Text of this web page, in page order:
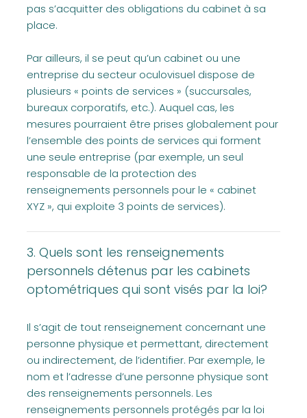
pas s’acquitter des obligations du cabinet à sa
place.
Par ailleurs, il se peut qu’un cabinet ou une
entreprise du secteur oculovisuel dispose de
plusieurs « points de services » (succursales,
bureaux corporatifs, etc.). Auquel cas, les
mesures pourraient être prises globalement pour
l’ensemble des points de services qui forment
une seule entreprise (par exemple, un seul
responsable de la protection des
renseignements personnels pour le « cabinet
XYZ », qui exploite 3 points de services).
3. Quels sont les renseignements
personnels détenus par les cabinets
optométriques qui sont visés par la loi?
Il s’agit de tout renseignement concernant une
personne physique et permettant, directement
ou indirectement, de l’identifier. Par exemple, le
nom et l’adresse d’une personne physique sont
des renseignements personnels. Les
renseignements personnels protégés par la loi